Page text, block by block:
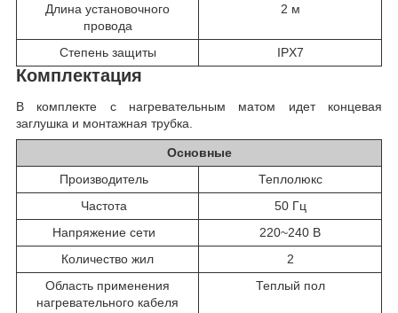
Длина установочного
провода
2 м
Степень защиты IPX7
Комплектация
В комплекте с нагревательным матом идет концевая
заглушка и монтажная трубка.
Основные
Производитель
Теплолюкс
Частота
50 Гц
Напряжение сети
220~240 В
Количество жил
2
Область применения
нагревательного кабеля
Теплый пол